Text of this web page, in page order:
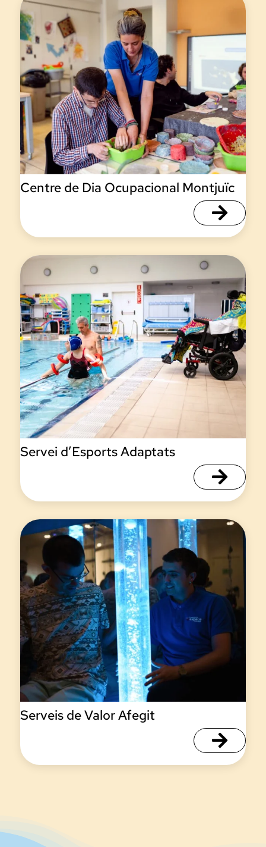
Centre de Dia Ocupacional Montjuïc
Servei d’Esports Adaptats
Serveis de Valor Afegit